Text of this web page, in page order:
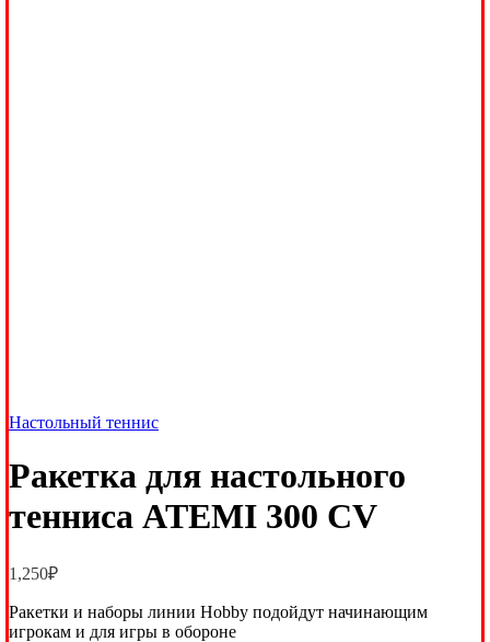
Настольный теннис
Ракетка для настольного
тенниса ATEMI 300 CV
1,250₽
Ракетки и наборы линии Hobby подойдут начинающим
игрокам и для игры в обороне